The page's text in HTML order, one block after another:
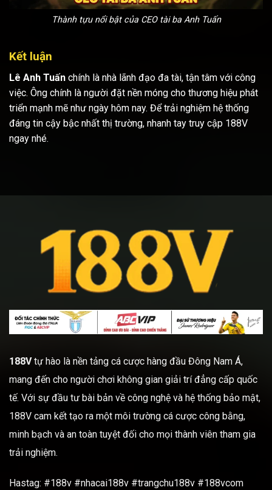
Thành tựu nổi bật của CEO tài ba Anh Tuấn
Kết luận
Lê Anh Tuấn chính là nhà lãnh đạo đa tài, tận tâm với công
việc. Ông chính là người đặt nền móng cho thương hiệu phát
triển mạnh mẽ như ngày hôm nay. Để trải nghiệm hệ thống
đáng tin cậy bậc nhất thị trường, nhanh tay truy cập 188V
ngay nhé.
188Vtự hào là nền tảng cá cược hàng đầu Đông Nam Á,
mang đến cho người chơi không gian giải trí đẳng cấp quốc
tế. Với sự đầu tư bài bản về công nghệ và hệ thống bảo mật,
188V cam kết tạo ra một môi trường cá cược công bằng,
minh bạch và an toàn tuyệt đối cho mọi thành viên tham gia
trải nghiệm.
Hastag: #188v #nhacai188v #trangchu188v #188vcom